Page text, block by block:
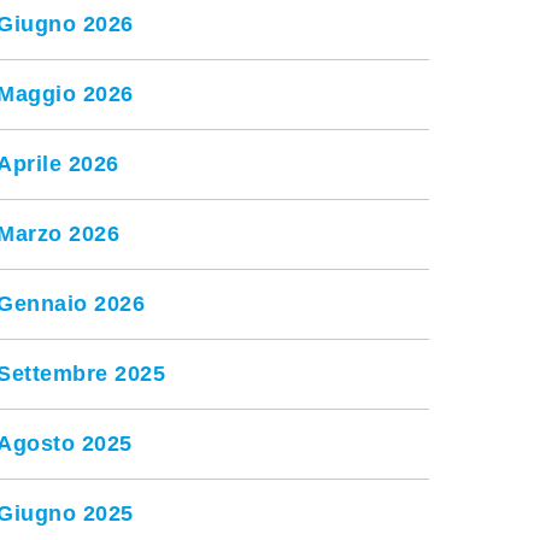
2026
2026
2026
2026
2026
2025
2025
2025